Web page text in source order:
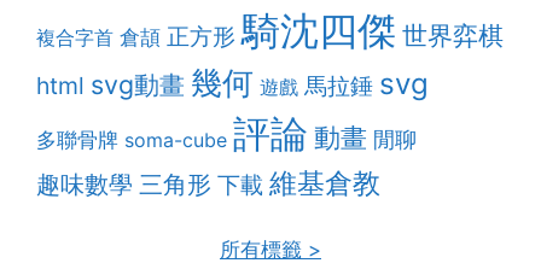
複合字首 倉頡 正方形 騎沈四傑 世界弈棋
html svg動畫 幾何 遊戲 馬拉錘 svg
多聯骨牌 soma-cube 評論 動畫 閒聊
趣味數學 三角形 下載 維基倉教
所有標籤 >